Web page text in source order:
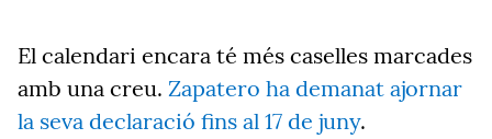
El calendari encara té més caselles marcades
amb una creu. Zapatero ha demanat ajornar
la seva declaració fins al 17 de juny.